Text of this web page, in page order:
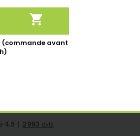

(commande avant